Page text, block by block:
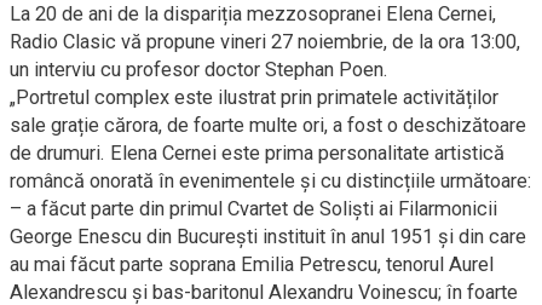
La 20 de ani de la dispariția mezzosopranei Elena Cernei,
Radio Clasic vă propune vineri 27 noiembrie, de la ora 13:00,
un interviu cu profesor doctor Stephan Poen.
„Portretul complex este ilustrat prin primatele activităților
sale grație cărora, de foarte multe ori, a fost o deschizătoare
de drumuri. Elena Cernei este prima personalitate artistică
româncă onorată în evenimentele și cu distincțiile următoare:
– a făcut parte din primul Cvartet de Soliști ai Filarmonicii
George Enescu din București instituit în anul 1951 și din care
au mai făcut parte soprana Emilia Petrescu, tenorul Aurel
Alexandrescu și bas-baritonul Alexandru Voinescu; în foarte